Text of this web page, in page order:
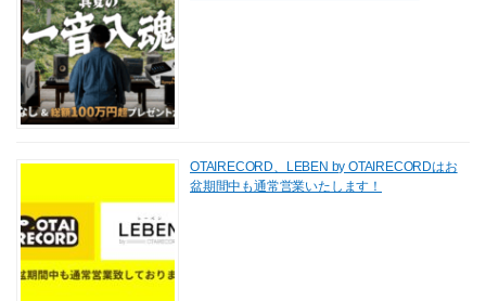
OTAIRECORD、LEBEN by OTAIRECORDはお
盆期間中も通常営業いたします！